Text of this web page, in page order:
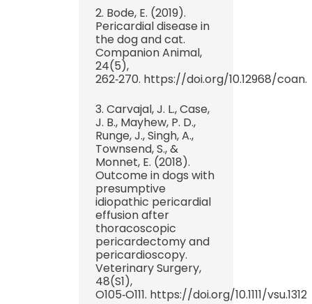
2. Bode, E. (2019).
Pericardial disease in
the dog and cat.
Companion Animal,
24(5),
262‑270. https://doi.org/10.12968/
3. Carvajal, J. L., Case,
J. B., Mayhew, P. D.,
Runge, J., Singh, A.,
Townsend, S., &
Monnet, E. (2018).
Outcome in dogs with
presumptive
idiopathic pericardial
effusion after
thoracoscopic
pericardectomy and
pericardioscopy.
Veterinary Surgery,
48(S1),
O105‑O111. https://doi.org/10.1111/